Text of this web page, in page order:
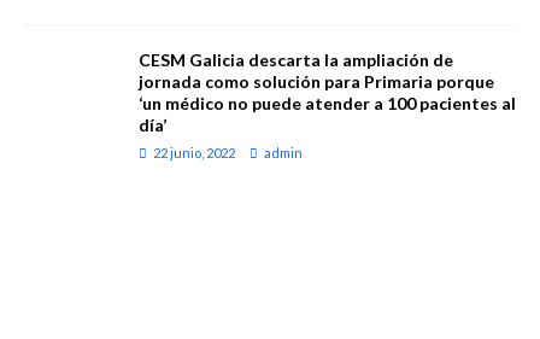
CESM Galicia descarta la ampliación de
jornada como solución para Primaria porque
‘un médico no puede atender a 100 pacientes al
día’
22 junio, 2022 admin